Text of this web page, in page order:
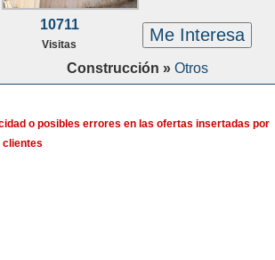
10711
Visitas Me Interesa
Construcción » Otros
o posibles errores en las ofertas insertadas por